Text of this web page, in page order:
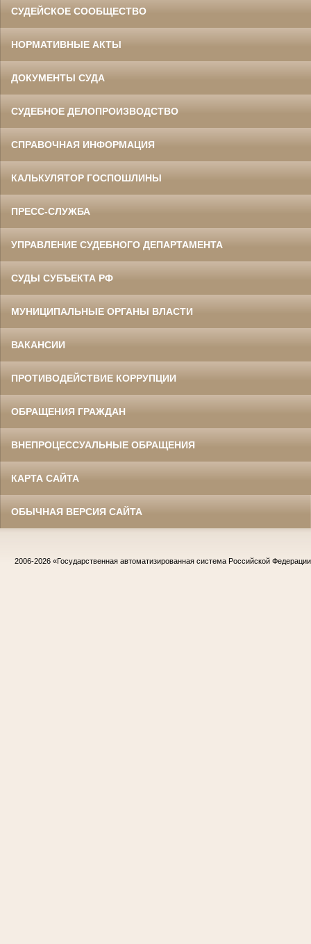
СУДЕЙСКОЕ СООБЩЕСТВО
НОРМАТИВНЫЕ АКТЫ
ДОКУМЕНТЫ СУДА
СУДЕБНОЕ ДЕЛОПРОИЗВОДСТВО
СПРАВОЧНАЯ ИНФОРМАЦИЯ
КАЛЬКУЛЯТОР ГОСПОШЛИНЫ
ПРЕСС-СЛУЖБА
УПРАВЛЕНИЕ СУДЕБНОГО ДЕПАРТАМЕНТА
СУДЫ СУБЪЕКТА РФ
МУНИЦИПАЛЬНЫЕ ОРГАНЫ ВЛАСТИ
ВАКАНСИИ
ПРОТИВОДЕЙСТВИЕ КОРРУПЦИИ
ОБРАЩЕНИЯ ГРАЖДАН
ВНЕПРОЦЕССУАЛЬНЫЕ ОБРАЩЕНИЯ
КАРТА САЙТА
ОБЫЧНАЯ ВЕРСИЯ САЙТА
2006-2026 «Государственная автоматизированная система Российской